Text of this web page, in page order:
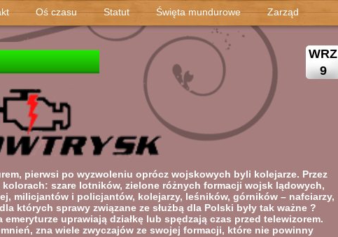
Oś czasu Statut Święta mundurowe Zarząd
pierwsi po wyzwoleniu oprócz wojskowych byli kolejarze. Przez
szare lotników, zielone różnych formacji wojsk lądowych,
milicjantów i policjantów, kolejarzy, leśników, górników – nafciarzy,
których sprawy związane ze służbą dla Polski były tak ważne ?
uprawiają działkę lub spędzają czas przed telewizorem.
zna wiele zwyczajów ze swojej formacji, które nie powinny
WRZ
9